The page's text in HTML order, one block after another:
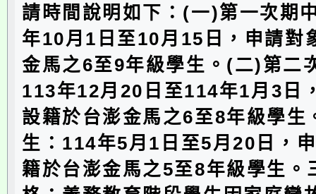
請時間說明如下：(一)第一次期
年10月1日至10月15日，申請對
金馬之6至9年級學生。(二)第二
113年12月20日至114年1月3日
設籍於台澎金馬之6至8年級學生
生：114年5月1日至5月20日，
籍於台澎金馬之5至8年級學生。